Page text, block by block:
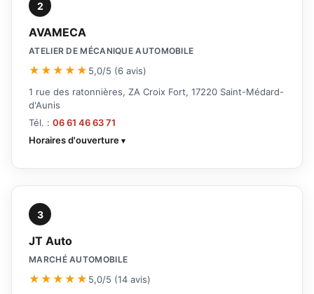
2
AVAMECA
ATELIER DE MÉCANIQUE AUTOMOBILE
★★★★★ 5,0/5 (6 avis)
1 rue des ratonnières, ZA Croix Fort, 17220 Saint-Médard-
d'Aunis
Tél. : 06 61 46 63 71
Horaires d'ouverture
3
JT Auto
MARCHÉ AUTOMOBILE
★★★★★ 5,0/5 (14 avis)